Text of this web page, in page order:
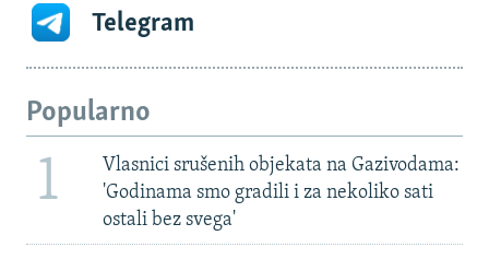
Telegram
Popularno
1
Vlasnici srušenih objekata na Gazivodama:
'Godinama smo gradili i za nekoliko sati
ostali bez svega'